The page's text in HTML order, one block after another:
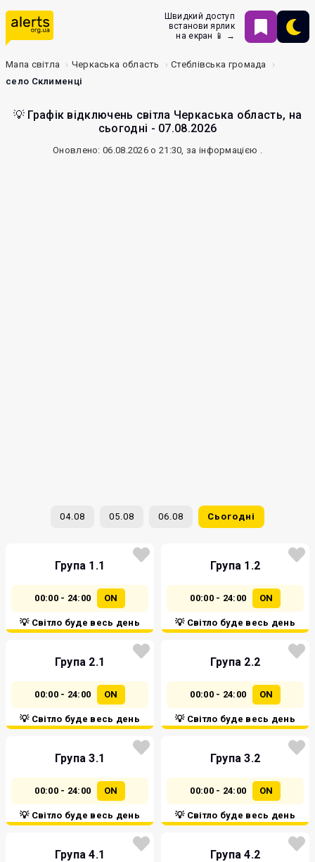
Швидкий доступ
встанови ярлик
на екран 📱 →
Мапа світла Черкаська область
Стеблівська громада
село Склименці
💡 Графік відключень світла Черкаська область, на
сьогодні - 07.08.2026
Оновлено: 06.08.2026 о 21:30, за інформацією .
04.08 05.08 06.08 Сьогодні
Група 1.1
00:00 - 24:00 ON
💡 Світло буде весь день
Група 1.2
00:00 - 24:00 ON
💡 Світло буде весь день
Група 2.1
00:00 - 24:00 ON
💡 Світло буде весь день
Група 2.2
00:00 - 24:00 ON
💡 Світло буде весь день
Група 3.1
00:00 - 24:00 ON
💡 Світло буде весь день
Група 3.2
00:00 - 24:00 ON
💡 Світло буде весь день
Група 4.1 Група 4.2